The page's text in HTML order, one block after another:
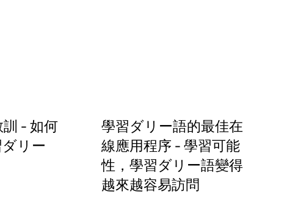
- 如何
リー
學習ダリー語的最佳在
線應用程序 - 學習可能
性，學習ダリー語變得
越來越容易訪問